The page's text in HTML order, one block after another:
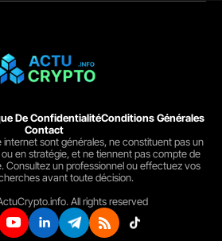
De ConfidentialitéConditions Générales
Contact
sont générales, ne constituent pas un
en stratégie, et ne tiennent pas compte de
Consultez un professionnel ou effectuez vos
avant toute décision.
All rights reserved